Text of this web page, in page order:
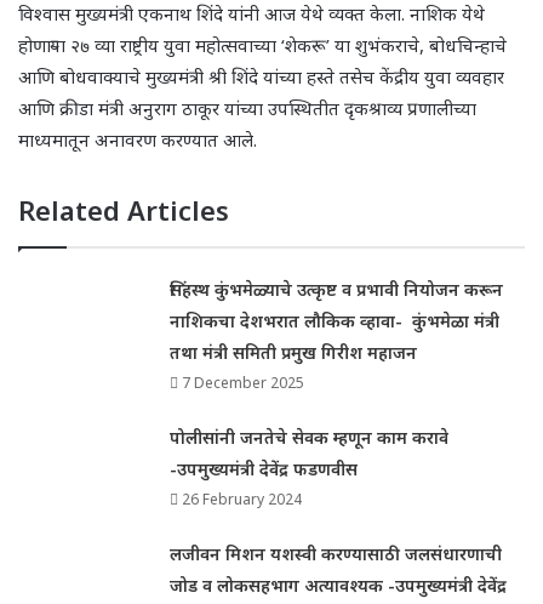
विश्वास मुख्यमंत्री एकनाथ शिंदे यांनी आज येथे व्यक्त केला. नाशिक येथे
होणाऱ्या २७ व्या राष्ट्रीय युवा महोत्सवाच्या ‘शेकरू’ या शुभंकराचे, बोधचिन्हाचे
आणि बोधवाक्याचे मुख्यमंत्री श्री शिंदे यांच्या हस्ते तसेच केंद्रीय युवा व्यवहार
आणि क्रीडा मंत्री अनुराग ठाकूर यांच्या उपस्थितीत दृकश्राव्य प्रणालीच्या
माध्यमातून अनावरण करण्यात आले.
Related Articles
सिंहस्थ कुंभमेळ्याचे उत्कृष्ट व प्रभावी नियोजन करून
नाशिकचा देशभरात लौकिक व्हावा- कुंभमेळा मंत्री
तथा मंत्री समिती प्रमुख गिरीश महाजन
7 December 2025
पोलीसांनी जनतेचे सेवक म्हणून काम करावे
-उपमुख्यमंत्री देवेंद्र फडणवीस
26 February 2024
लजीवन मिशन यशस्वी करण्यासाठी जलसंधारणाची
जोड व लोकसहभाग अत्यावश्यक -उपमुख्यमंत्री देवेंद्र